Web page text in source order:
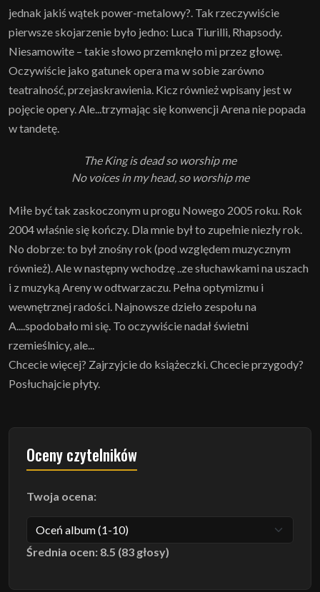
jednak jakiś wątek power-metalowy?. Tak rzeczywiście
pierwsze skojarzenie było jedno: Luca Tiurilli, Rhapsody.
Niesamowite – takie słowo przemknęło mi przez głowę.
Oczywiście jako gatunek opera ma w sobie zarówno
teatralność, przejaskrawienia. Kicz również wpisany jest w
pojęcie opery. Ale...trzymając się konwencji Arena nie popada
w tandetę.
The King is dead so worship me
No voices in my head, so worship me
Miłe być tak zaskoczonym u progu Nowego 2005 roku. Rok
2004 właśnie się kończy. Dla mnie był to zupełnie niezły rok.
No dobrze: to był znośny rok (pod względem muzycznym
również). Ale w następny wchodzę ..ze słuchawkami na uszach
i z muzyką Areny w odtwarzaczu. Pełna optymizmu i
wewnętrznej radości. Najnowsze dzieło zespołu na
A....spodobało mi się. To oczywiście nadał świetni
rzemieślnicy, ale...
Chcecie więcej? Zajrzyjcie do książeczki. Chcecie przygody?
Posłuchajcie płyty.
Oceny czytelników
Twoja ocena:
Średnia ocen: 8.5 (83 głosy)